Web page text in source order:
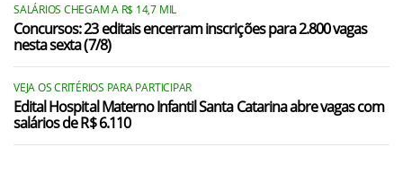
Maximiliano de Almeida/RS
Paim Filho/RS
São João da Urtiga/RS
São José do Ouro/RS
SALÁRIOS CHEGAM A R$ 14,7 MIL
Concursos: 23 editais encerram inscrições para 2.800 vagas
nesta sexta (7/8)
VEJA OS CRITÉRIOS PARA PARTICIPAR
Edital Hospital Materno Infantil Santa Catarina abre vagas com
salários de R$ 6.110